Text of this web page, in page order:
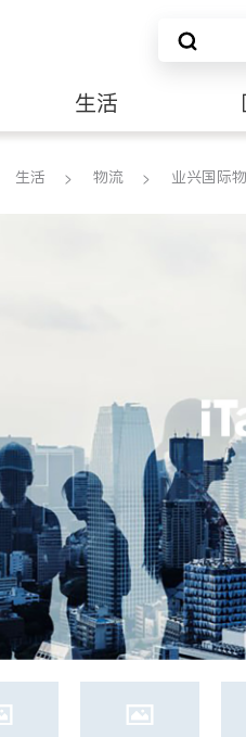
生活
非盈利组织
生活 物流 业兴国际